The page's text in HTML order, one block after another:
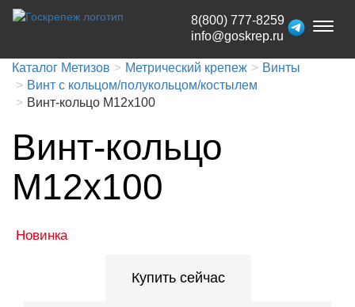
Toggle
8(800) 777-8259
info@goskrep.ru
Каталог Метизов Метрический крепеж
Винты
Винт с кольцом/полукольцом/костылем
Винт-кольцо М12х100
Винт-кольцо
М12х100
Новинка
Купить сейчас